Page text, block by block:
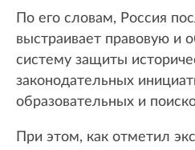
По его словам, Россия
выстраивает правовую и
систему защиты
законодательных
образовательных и
При этом, как отметил